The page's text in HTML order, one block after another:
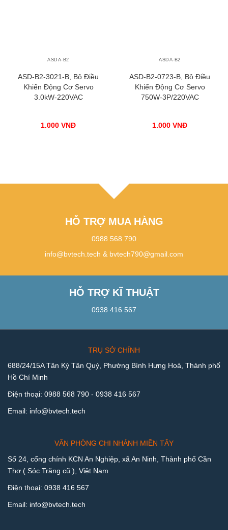
ASDA-B2
ASD-B2-3021-B, Bộ Điều
Khiển Động Cơ Servo
3.0kW-220VAC
1.000 VNĐ
ASDA-B2
ASD-B2-0723-B, Bộ Điều
Khiển Động Cơ Servo
750W-3P/220VAC
1.000 VNĐ
HỖ TRỢ MUA HÀNG
0988 568 790
info@bvtech.tech & bvtech790@gmail.com
HỖ TRỢ KĨ THUẬT
0938 416 567
TRỤ SỞ CHÍNH
688/24/15A Tân Kỳ Tân Quý, Phường Bình Hưng Hoà, Thành phố
Hồ Chí Minh
Điện thoại: 0988 568 790 - 0938 416 567
Email: info@bvtech.tech
VĂN PHÒNG CHI NHÁNH MIỀN TÂY
Số 24, cổng chính KCN An Nghiệp, xã An Ninh, Thành phố Cần
Thơ ( Sóc Trăng cũ ), Việt Nam
Điện thoại: 0938 416 567
Email: info@bvtech.tech